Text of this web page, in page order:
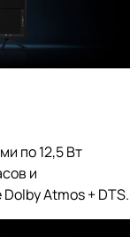
по 12,5 Вт
и
Atmos + DTS.